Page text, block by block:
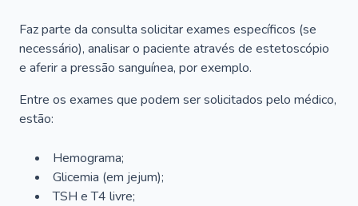
Faz parte da consulta solicitar exames específicos (se
necessário), analisar o paciente através de estetoscópio
e aferir a pressão sanguínea, por exemplo.
Entre os exames que podem ser solicitados pelo médico,
estão:
Hemograma;
Glicemia (em jejum);
TSH e T4 livre;